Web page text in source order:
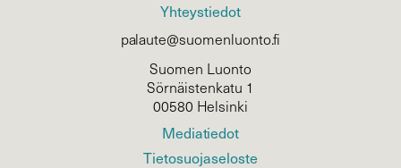
Yhteystiedot
palaute@suomenluonto.fi
Suomen Luonto
Sörnäistenkatu 1
00580 Helsinki
Mediatiedot
Tietosuojaseloste